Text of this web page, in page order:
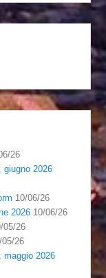
26
giugno 2026
10/06/26
2026 10/06/26
05/26
05/26
maggio 2026